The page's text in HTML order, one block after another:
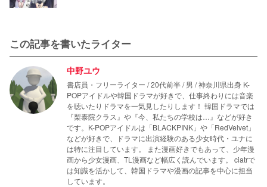
この記事を書いたライター
中野ユウ
書店員・フリーライター / 20代前半 / 男 / 神奈川県出身 K-
POPアイドルや韓国ドラマが好きで、仕事終わりには音楽
を聴いたりドラマを一気見したりします！ 韓国ドラマでは
『梨泰院クラス』や『今、私たちの学校は…』などが好き
です。K-POPアイドルは「BLACKPINK」や「RedVelvet」
などが好きで、ドラマに出演経験のある少女時代・ユナに
は特に注目しています。 また漫画好きでもあって、少年漫
画から少女漫画、TL漫画など幅広く読んでいます。 ciatrで
は知識を活かして、韓国ドラマや漫画の記事を中心に担当
しています。